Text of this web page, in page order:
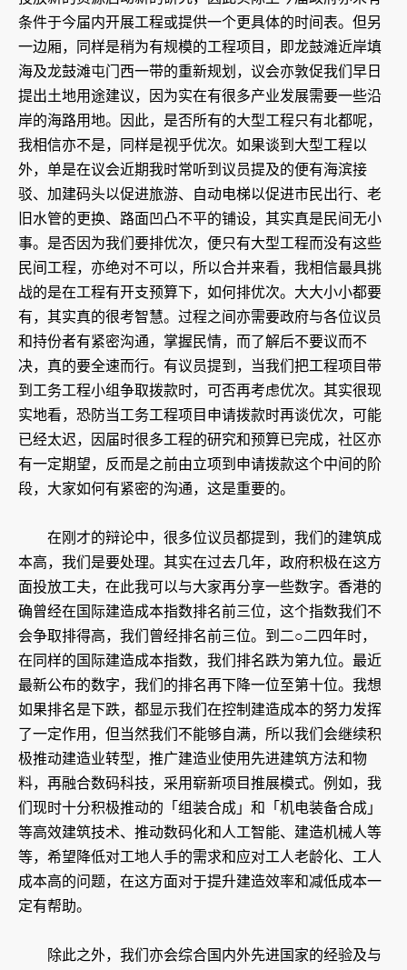
条件于今届内开展工程或提供一个更具体的时间表。但另
一边厢，同样是稍为有规模的工程项目，即龙鼓滩近岸填
海及龙鼓滩屯门西一带的重新规划，议会亦敦促我们早日
提出土地用途建议，因为实在有很多产业发展需要一些沿
岸的海路用地。因此，是否所有的大型工程只有北都呢，
我相信亦不是，同样是视乎优次。如果谈到大型工程以
外，单是在议会近期我时常听到议员提及的便有海滨接
驳、加建码头以促进旅游、自动电梯以促进市民出行、老
旧水管的更换、路面凹凸不平的铺设，其实真是民间无小
事。是否因为我们要排优次，便只有大型工程而没有这些
民间工程，亦绝对不可以，所以合并来看，我相信最具挑
战的是在工程有开支预算下，如何排优次。大大小小都要
有，其实真的很考智慧。过程之间亦需要政府与各位议员
和持份者有紧密沟通，掌握民情，而了解后不要议而不
决，真的要全速而行。有议员提到，当我们把工程项目带
到工务工程小组争取拨款时，可否再考虑优次。其实很现
实地看，恐防当工务工程项目申请拨款时再谈优次，可能
已经太迟，因届时很多工程的研究和预算已完成，社区亦
有一定期望，反而是之前由立项到申请拨款这个中间的阶
段，大家如何有紧密的沟通，这是重要的。
​在刚才的辩论中，很多位议员都提到，我们的建筑成
本高，我们是要处理。其实在过去几年，政府积极在这方
面投放工夫，在此我可以与大家再分享一些数字。香港的
确曾经在国际建造成本指数排名前三位，这个指数我们不
会争取排得高，我们曾经排名前三位。到二○二四年时，
在同样的国际建造成本指数，我们排名跌为第九位。最近
最新公布的数字，我们的排名再下降一位至第十位。我想
如果排名是下跌，都显示我们在控制建造成本的努力发挥
了一定作用，但当然我们不能够自满，所以我们会继续积
极推动建造业转型，推广建造业使用先进建筑方法和物
料，再融合数码科技，采用崭新项目推展模式。例如，我
们现时十分积极推动的「组装合成」和「机电装备合成」
等高效建筑技术、推动数码化和人工智能、建造机械人等
等，希望降低对工地人手的需求和应对工人老龄化、工人
成本高的问题，在这方面对于提升建造效率和减低成本一
定有帮助。
除此之外，我们亦会综合国内外先进国家的经验及与